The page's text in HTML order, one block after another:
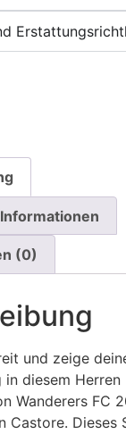
(0)
und zeige
diesem Herren
Wanderers FC
Castore. Dieses